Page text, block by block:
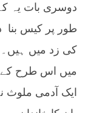
دوسری بات یہ
طور پر کیس بنا
کی زد میں
میں اس طرح کے
ایک آدمی ملوث